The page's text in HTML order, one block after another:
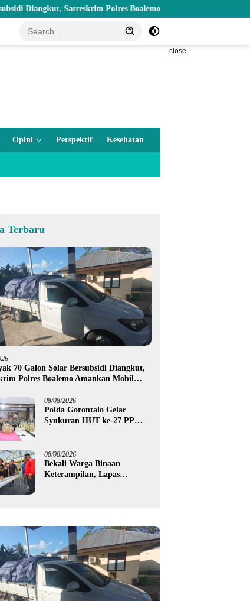
Satreskrim Polres Boalemo Amankan Mobil Pick Up di
close
Opini Perspektif Kesehatan
Terbaru
70 Galon Solar Bersubsidi Diangkut,
Polres Boalemo Amankan Mobil
08/08/2026
Polda Gorontalo Gelar
Syukuran HUT ke-27 PP
08/08/2026
Bekali Warga Binaan
Keterampilan, Lapas